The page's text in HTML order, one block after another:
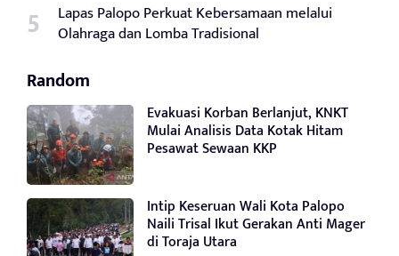
Lapas Palopo Perkuat Kebersamaan melalui
Olahraga dan Lomba Tradisional
Random
Evakuasi Korban Berlanjut, KNKT
Mulai Analisis Data Kotak Hitam
Pesawat Sewaan KKP
Intip Keseruan Wali Kota Palopo
Naili Trisal Ikut Gerakan Anti Mager
di Toraja Utara